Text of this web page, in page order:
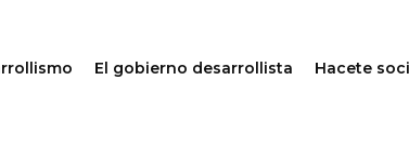
El gobierno desarrollista Hacete